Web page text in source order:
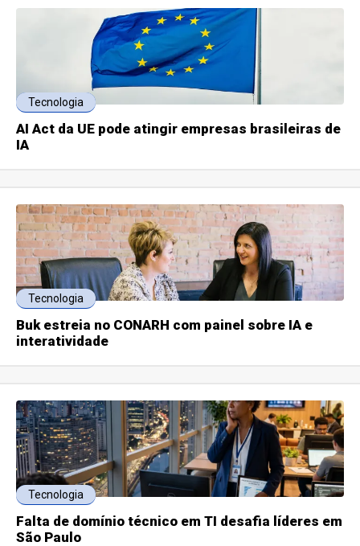
Tecnologia
AI Act da UE pode atingir empresas brasileiras de
IA
Tecnologia
Buk estreia no CONARH com painel sobre IA e
interatividade
Tecnologia
Falta de domínio técnico em TI desafia líderes em
São Paulo